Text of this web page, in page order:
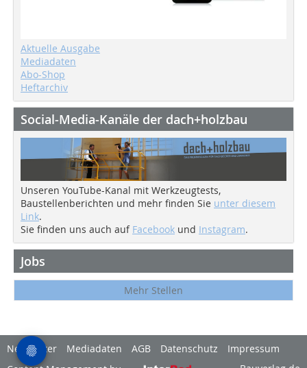
Aktuelle Ausgabe
Mediadaten
Abo-Shop
Heftarchiv
Social-Media-Kanäle der dach+holzbau
Unseren YouTube-Kanal mit Werkzeugtests,
Baustellenberichten und mehr finden Sie unter diesem
Link.
Sie finden uns auch auf Facebook und Instagram.
Jobs
Mehr Stellen
Newsletter Mediadaten AGB Datenschutz
Impressum